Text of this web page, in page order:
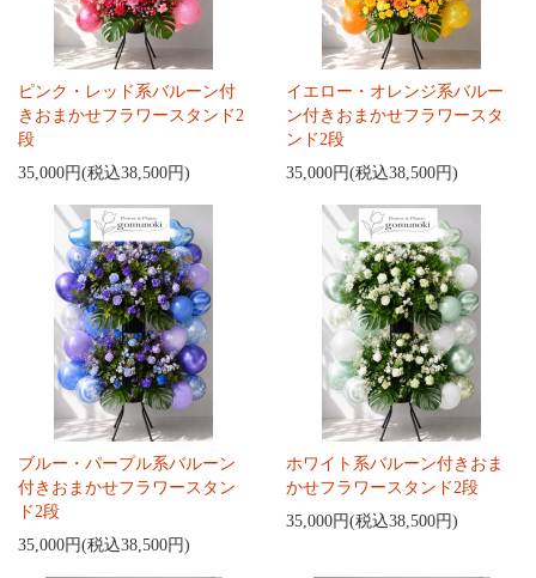
ピンク・レッド系バルーン付
きおまかせフラワースタンド2
段
35,000円(税込38,500円)
イエロー・オレンジ系バルー
ン付きおまかせフラワースタ
ンド2段
35,000円(税込38,500円)
ブルー・パープル系バルーン
付きおまかせフラワースタン
ド2段
35,000円(税込38,500円)
ホワイト系バルーン付きおま
かせフラワースタンド2段
35,000円(税込38,500円)